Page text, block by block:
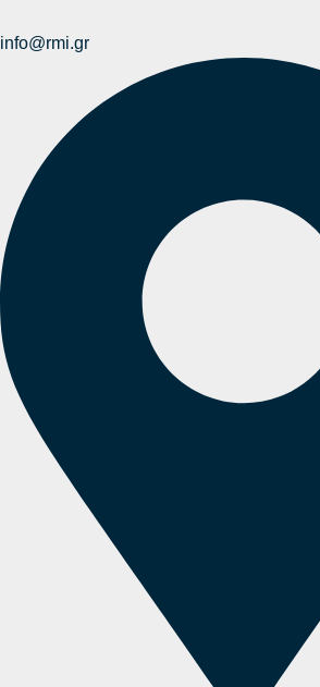
info@rmi.gr